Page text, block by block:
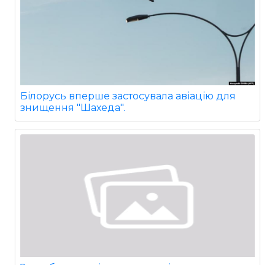
Білорусь вперше застосувала авіацію для
знищення "Шахеда".